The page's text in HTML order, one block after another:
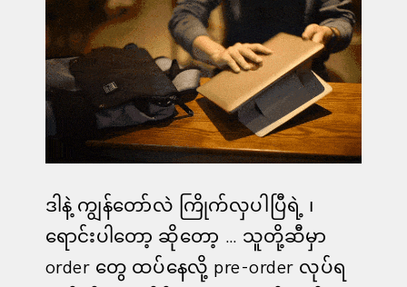
ဒါနဲ့ ကျွန်တော်လဲ ကြိုက်လှပါပြီရဲ့ ၊
ရောင်းပါတော့ ဆိုတော့ … သူတို့ဆီမှာ
order တွေ ထပ်နေလို့ pre-order လုပ်ရ